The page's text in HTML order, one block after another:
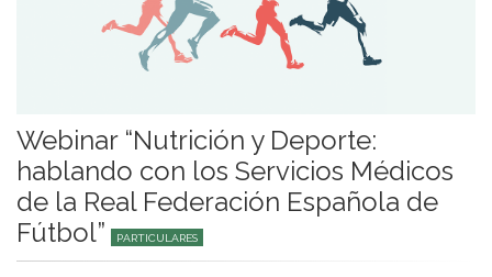
Webinar “Nutrición y Deporte:
hablando con los Servicios Médicos
de la Real Federación Española de
Fútbol”
PARTICULARES